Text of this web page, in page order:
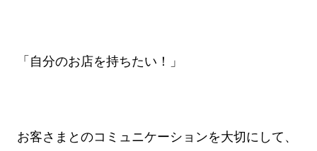
「自分のお店を持ちたい！」
お客さまとのコミュニケーションを大切にして、